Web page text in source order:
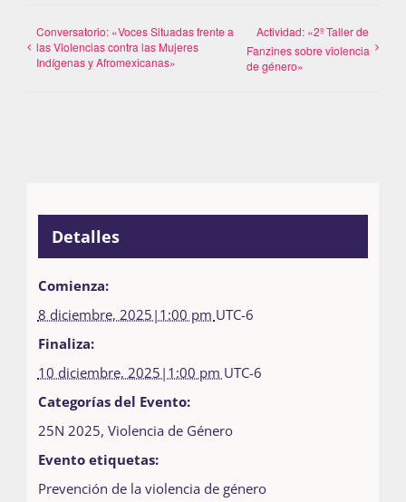
Conversatorio: «Voces Situadas frente a
las Violencias contra las Mujeres
Indígenas y Afromexicanas»
Actividad: «2º Taller de
Fanzines sobre violencia
de género»
Detalles
Comienza:
8 diciembre, 2025|1:00 pm UTC-6
Finaliza:
10 diciembre, 2025|1:00 pm UTC-6
Categorías del Evento:
25N 2025, Violencia de Género
Evento etiquetas:
Prevención de la violencia de género